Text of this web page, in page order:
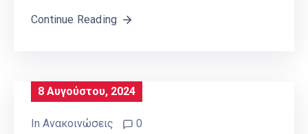
Continue Reading
8 Αυγούστου, 2024
In Ανακοινώσεις 0